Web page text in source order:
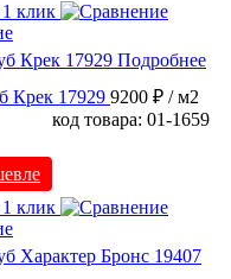
клик
Подробнее
Крек 17929 9200 ₽ / м2
код товара: 01-1659
клик